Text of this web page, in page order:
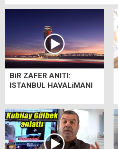
BiR ZAFER ANITI:
ISTANBUL HAVALiMANI